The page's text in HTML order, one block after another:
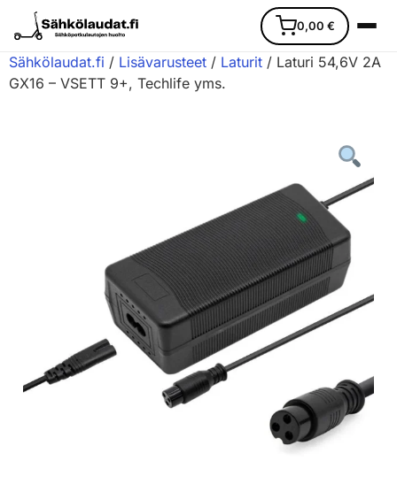
0,00 €
Huoltopalvelu
Sähkölaudat.fi / Lisävarusteet / Laturit / Laturi 54,6V 2A
GX16 – VSETT 9+, Techlife yms.